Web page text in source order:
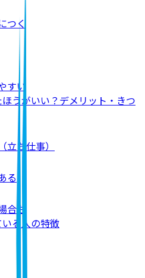
つく
すい
うがいい？デメリット・きつ
ち仕事）
る
合も
る人の特徴